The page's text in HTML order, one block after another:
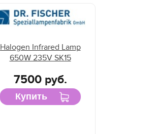
Halogen Infrared Lamp
650W 235V SK15
7500 руб.
Купить